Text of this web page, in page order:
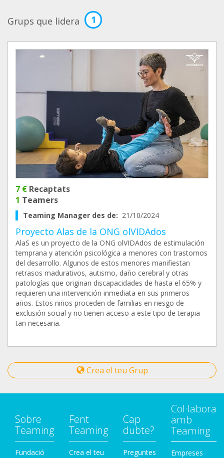
Grups que lidera 1
7 € Recaptats
1 Teamers
Teaming Manager des de: 21/10/2024
Proyecto Alas de la ONG olVIDAdos
AlaS es un proyecto de la ONG olVIDAdos de estimulación
temprana y atención psicológica a menores con trastornos
del desarrollo. Algunos de estos menores manifiestan
retrasos madurativos, autismo, daño cerebral y otras
patologías que originan discapacidades de hasta el 65% y
requieren una intervención inmediata en sus primeros
años. Estos niños proceden de familias en riesgo de
exclusión social y no tienen acceso a este tipo de terapia
tan necesaria.
Crea el teu Grup
Sobre
Teaming
Fundació
Fent
Teaming
Crea el teu
Cap
dubte?
Preguntes
Col·labora
amb
Teaming
Empreses